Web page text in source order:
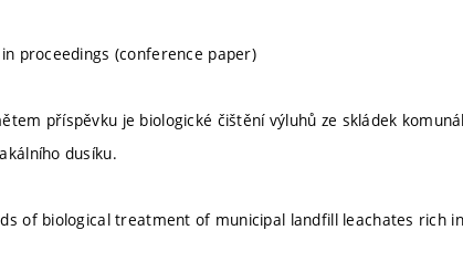
proceedings (conference paper)
příspěvku je biologické čištění výluhů ze skládek
dusíku.
of biological treatment of municipal landfill leachates rich